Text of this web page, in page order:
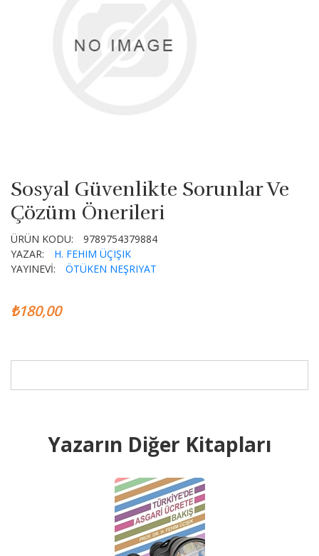
Sosyal Güvenlikte Sorunlar Ve
Çözüm Önerileri
ÜRÜN KODU:
9789754379884
YAZAR:
H. FEHIM ÜÇIŞIK
YAYINEVİ:
ÖTÜKEN NEŞRIYAT
₺180,00
Yazarın Diğer Kitapları